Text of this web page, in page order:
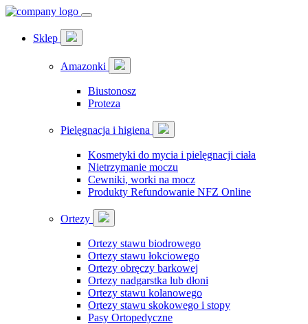
Sklep
Amazonki
Biustonosz
Proteza
Pielęgnacja i higiena
Kosmetyki do mycia i pielęgnacji ciała
Nietrzymanie moczu
Cewniki, worki na mocz
Produkty Refundowanie NFZ Online
Ortezy
Ortezy stawu biodrowego
Ortezy stawu łokciowego
Ortezy obręczy barkowej
Ortezy nadgarstka lub dłoni
Ortezy stawu kolanowego
Ortezy stawu skokowego i stopy
Pasy Ortopedyczne